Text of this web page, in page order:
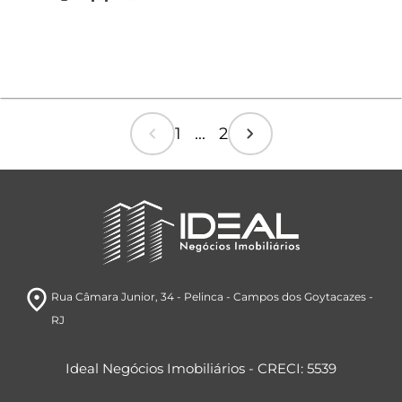
chevron_left 1 ... 2 chevron_right
room Rua Câmara Junior, 34- Pelinca - Campos dos Goytacazes-
RJ
Ideal Negócios Imobiliários - CRECI: 5539